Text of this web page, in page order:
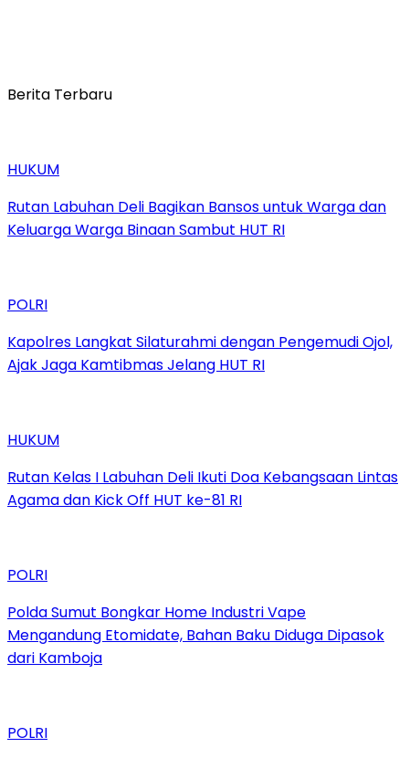
Berita Terbaru
HUKUM
Rutan Labuhan Deli Bagikan Bansos untuk Warga dan
Keluarga Warga Binaan Sambut HUT RI
POLRI
Kapolres Langkat Silaturahmi dengan Pengemudi Ojol,
Ajak Jaga Kamtibmas Jelang HUT RI
HUKUM
Rutan Kelas I Labuhan Deli Ikuti Doa Kebangsaan Lintas
Agama dan Kick Off HUT ke-81 RI
POLRI
Polda Sumut Bongkar Home Industri Vape
Mengandung Etomidate, Bahan Baku Diduga Dipasok
dari Kamboja
POLRI